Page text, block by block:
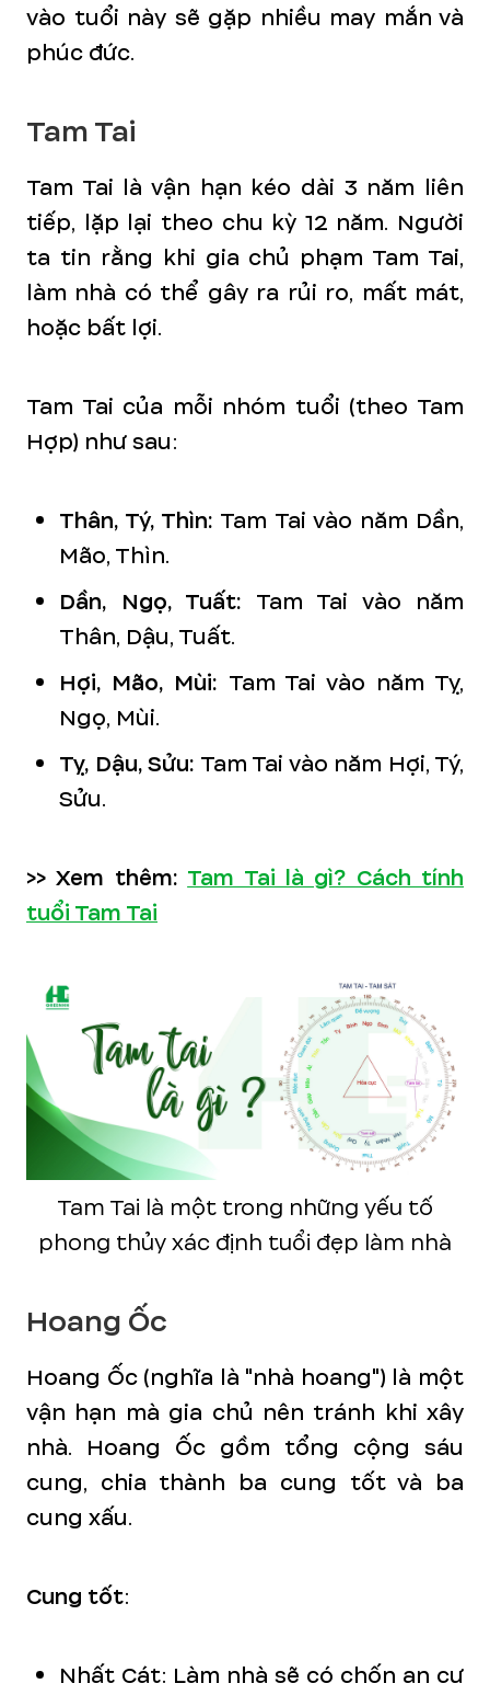
vào tuổi này sẽ gặp nhiều may mắn và
phúc đức.
Tam Tai
Tam Tai là vận hạn kéo dài 3 năm liên
tiếp, lặp lại theo chu kỳ 12 năm. Người
ta tin rằng khi gia chủ phạm Tam Tai,
làm nhà có thể gây ra rủi ro, mất mát,
hoặc bất lợi.
Tam Tai của mỗi nhóm tuổi (theo Tam
Hợp) như sau:
Thân, Tý, Thìn: Tam Tai vào năm Dần,
Mão, Thìn.
Dần, Ngọ, Tuất: Tam Tai vào năm
Thân, Dậu, Tuất.
Hợi, Mão, Mùi: Tam Tai vào năm Tỵ,
Ngọ, Mùi.
Tỵ, Dậu, Sửu: Tam Tai vào năm Hợi, Tý,
Sửu.
>> Xem thêm: Tam Tai là gì? Cách tính
tuổi Tam Tai
Tam Tai là một trong những yếu tố
phong thủy xác định tuổi đẹp làm nhà
Hoang Ốc
Hoang Ốc (nghĩa là "nhà hoang") là một
vận hạn mà gia chủ nên tránh khi xây
nhà. Hoang Ốc gồm tổng cộng sáu
cung, chia thành ba cung tốt và ba
cung xấu.
Cung tốt:
Nhất Cát: Làm nhà sẽ có chốn an cư